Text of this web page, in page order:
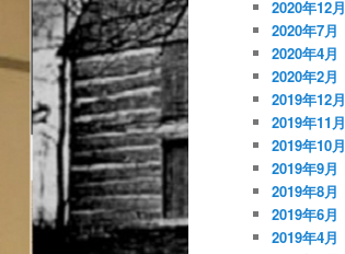
2020年12月
2020年7月
2020年4月
2020年2月
2019年12月
2019年11月
2019年10月
2019年9月
2019年8月
2019年6月
2019年4月